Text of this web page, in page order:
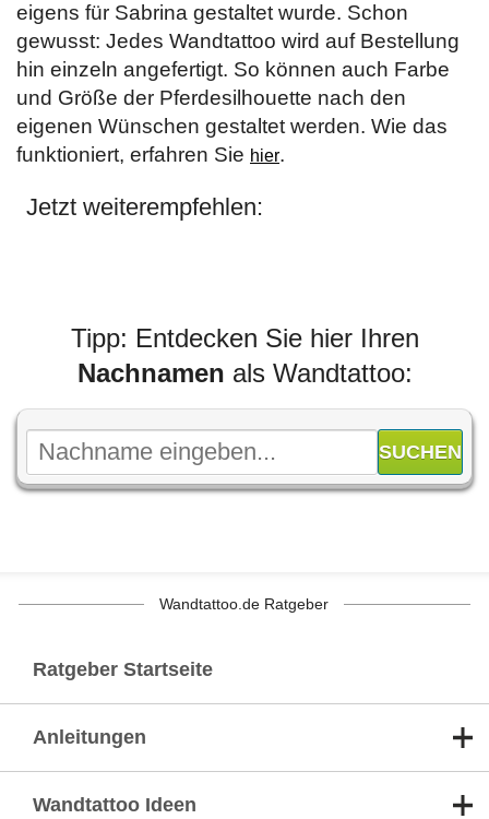
eigens für Sabrina gestaltet wurde. Schon
gewusst: Jedes Wandtattoo wird auf Bestellung
hin einzeln angefertigt. So können auch Farbe
und Größe der Pferdesilhouette nach den
eigenen Wünschen gestaltet werden. Wie das
funktioniert, erfahren Sie hier.
Jetzt weiterempfehlen:
Tipp: Entdecken Sie hier Ihren
Nachnamen als Wandtattoo:
Wandtattoo.de Ratgeber
Ratgeber Startseite
Anleitungen
Wandtattoo Ideen